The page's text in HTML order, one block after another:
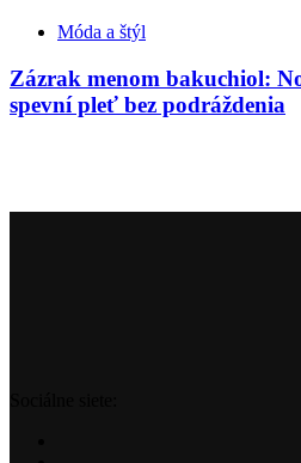
Móda a štýl
Zázrak menom bakuchiol:
spevní pleť bez podráždenia